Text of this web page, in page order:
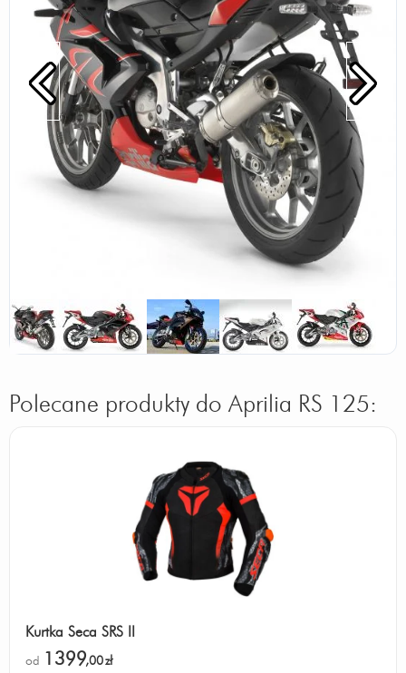
Polecane produkty do Aprilia RS 125:
Kurtka Seca SRS II
od 1399,00zł